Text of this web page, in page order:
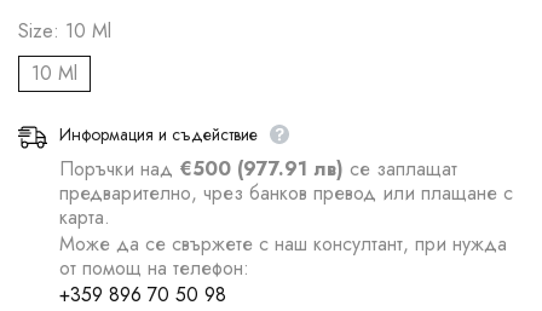
Size: 10 Ml
10 Ml
Информация и съдействие
Поръчки над €500 (977.91 лв) се заплащат
предварително, чрез банков превод или плащане с
карта.
Може да се свържете с наш консултант, при нужда
от помощ на телефон:
+359 896 70 50 98